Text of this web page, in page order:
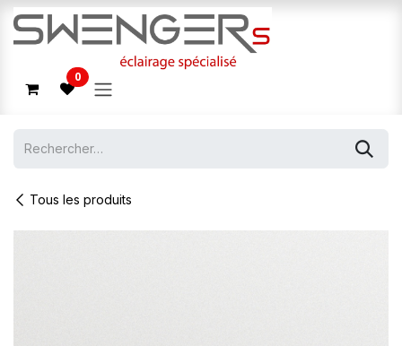
Se rendre au contenu
0
Tous les produits